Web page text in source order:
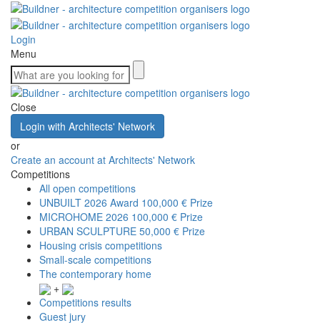
Login
Menu
Close
Login with Architects' Network
or
Create an account at Architects' Network
Competitions
All open competitions
UNBUILT 2026 Award 100,000 € Prize
MICROHOME 2026 100,000 € Prize
URBAN SCULPTURE 50,000 € Prize
Housing crisis competitions
Small-scale competitions
The contemporary home
+
Competitions results
Guest jury